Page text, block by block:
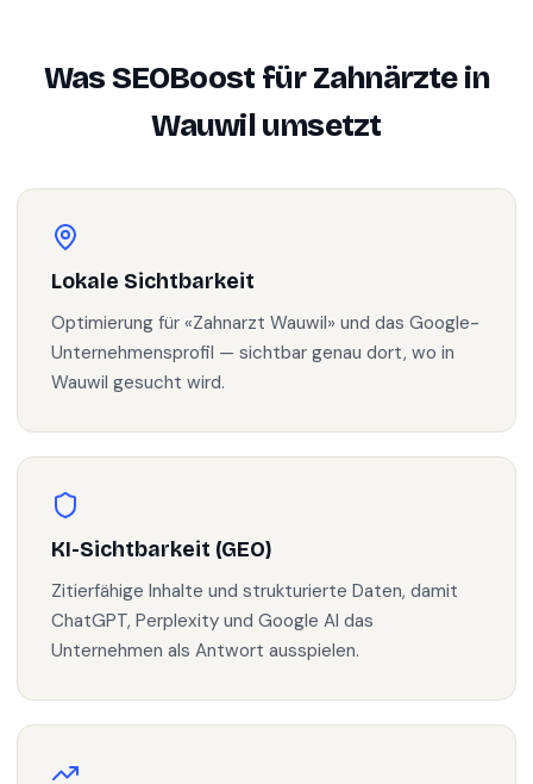
Was SEOBoost fürZahnärztein
Wauwilumsetzt
Lokale Sichtbarkeit
Optimierung für «Zahnarzt Wauwil» und das Google-
Unternehmensprofil — sichtbar genau dort, wo in
Wauwil gesucht wird.
KI-Sichtbarkeit (GEO)
Zitierfähige Inhalte und strukturierte Daten, damit
ChatGPT, Perplexity und Google AI das
Unternehmen als Antwort ausspielen.